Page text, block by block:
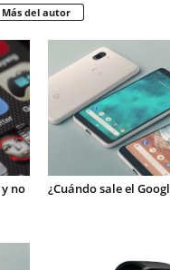
Más del autor
no
¿Cuándo sale el